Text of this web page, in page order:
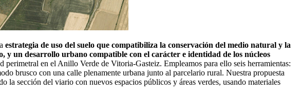
estrategia de uso del suelo que compatibiliza la conservación del medio natural y la
y un desarrollo urbano compatible con el carácter e identidad de los núcleos
en el Anillo Verde de Vitoria-Gasteiz. Empleamos para ello seis herramientas:
brusco con una calle plenamente urbana junto al parcelario rural. Nuestra propuesta
la sección del viario con nuevos espacios públicos y áreas verdes, usando materiales